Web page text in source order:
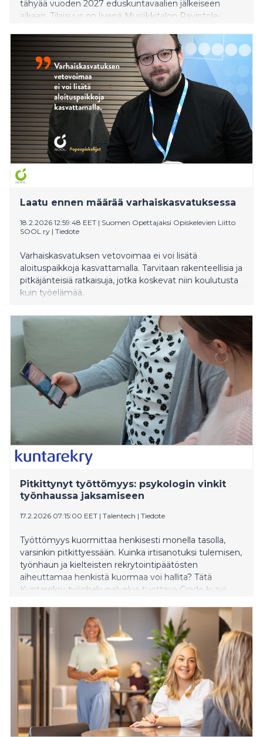
tähyää vuoden 2027 eduskuntavaalien jälkeiseen
aikaan. Tilaisuus on livenä Musiikkitalon Ravintola-
Laatu ennen määrää varhaiskasvatuksessa
18.2.2026 12:59:48 EET | Suomen Opettajaksi Opiskelevien Liitto
SOOL ry | Tiedote
Varhaiskasvatuksen vetovoimaa ei voi lisätä
aloituspaikkoja kasvattamalla. Tarvitaan rakenteellisia ja
pitkäjänteisiä ratkaisuja, jotka koskevat niin koulutusta
kuin työelämää.
Pitkittynyt työttömyys: psykologin vinkit
työnhaussa jaksamiseen
17.2.2026 07:15:00 EET | Talentech | Tiedote
Työttömyys kuormittaa henkisesti monella tasolla,
varsinkin pitkittyessään. Kuinka irtisanotuksi tulemisen,
työnhaun ja kielteisten rekrytointipäätösten
aiheuttamaa henkistä kuormaa voi hallita? Tätä
Kuntarekry-työnhakupalvelua tuottava Grade kysyi
Avoimien työpaikkojen määrä Kuntarekryssä laski
vuonna 2025 lähes 17 prosenttia, samalla kun
hakemusten määrä kasvoi yli 22 prosenttia.